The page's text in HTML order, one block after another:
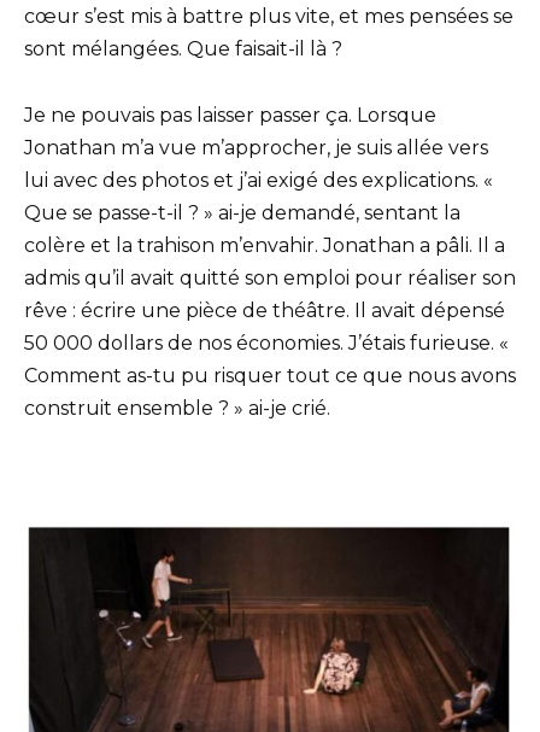
cœur s’est mis à battre plus vite, et mes pensées se
sont mélangées. Que faisait-il là ?
Je ne pouvais pas laisser passer ça. Lorsque
Jonathan m’a vue m’approcher, je suis allée vers
lui avec des photos et j’ai exigé des explications. «
Que se passe-t-il ? » ai-je demandé, sentant la
colère et la trahison m’envahir. Jonathan a pâli. Il a
admis qu’il avait quitté son emploi pour réaliser son
rêve : écrire une pièce de théâtre. Il avait dépensé
50 000 dollars de nos économies. J’étais furieuse. «
Comment as-tu pu risquer tout ce que nous avons
construit ensemble ? » ai-je crié.